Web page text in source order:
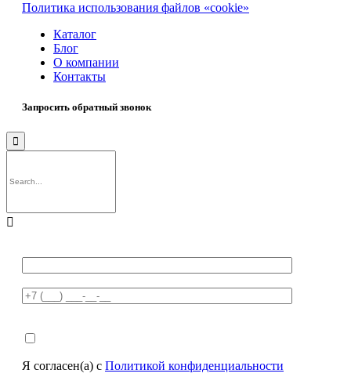
Политика использования файлов «cookie»
Каталог
Блог
О компании
Контакты
Запросить обратный звонок


Я согласен(а) с Политикой конфиденциальности